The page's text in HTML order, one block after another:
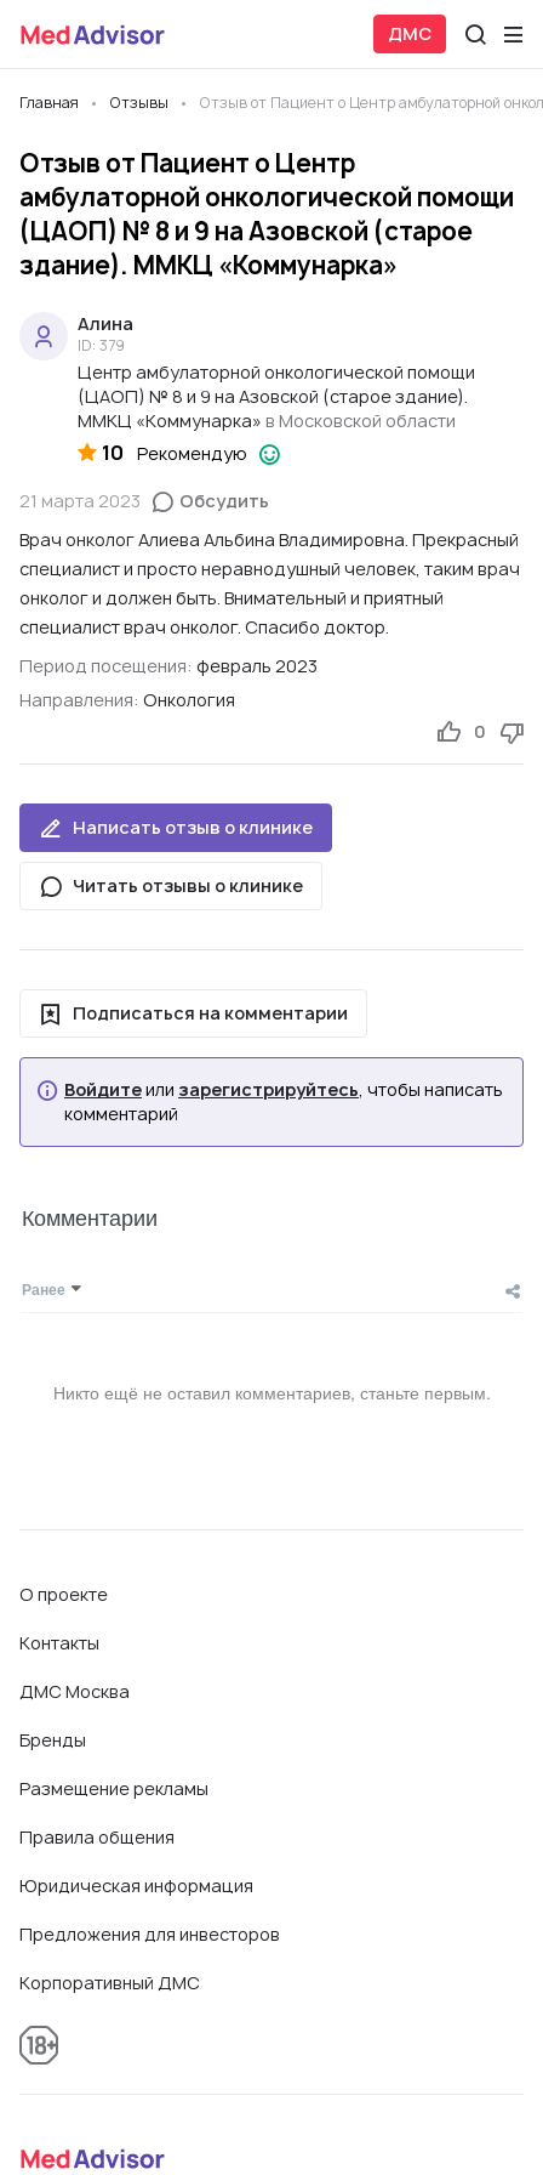
ДМС
Главная Отзывы Отзыв от Пациент о Центр амбулаторной
Отзыв от Пациент о Центр
амбулаторной онкологической помощи
(ЦАОП) № 8 и 9 на Азовской (старое
здание). ММКЦ «Коммунарка»
Алина
ID: 379
Центр амбулаторной онкологической помощи
(ЦАОП) № 8 и 9 на Азовской (старое здание).
ММКЦ «Коммунарка» в Московской области
10 Рекомендую
21 марта 2023
Обсудить
Врач онколог Алиева Альбина Владимировна. Прекрасный
специалист и просто неравнодушный человек, таким врач
онколог и должен быть. Внимательный и приятный
специалист врач онколог. Спасибо доктор.
Период посещения: февраль 2023
Направления: Онкология
0
Написать отзыв о клинике
Читать отзывы о клинике
Подписаться на комментарии
Войдитеили зарегистрируйтесь, чтобы написать
комментарий
Комментарии
Ранее
Никто ещё не оставил комментариев, станьте первым.
О проекте
Контакты
ДМС Москва
Бренды
Размещение рекламы
Правила общения
Юридическая информация
Предложения для инвесторов
Корпоративный ДМС